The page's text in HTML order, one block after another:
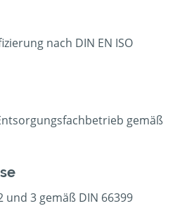
nach DIN EN ISO
gemäß
und 3 gemäß DIN 66399